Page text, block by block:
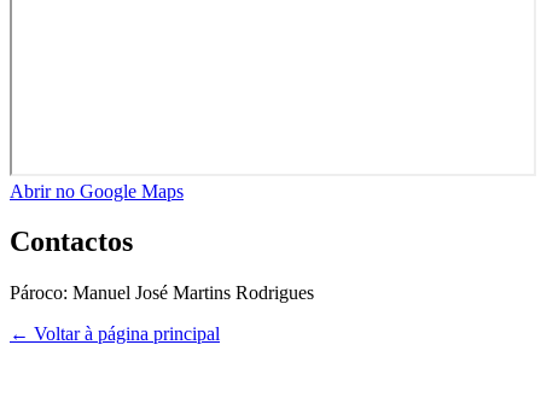
Abrir no Google Maps
Contactos
Pároco: Manuel José Martins Rodrigues
← Voltar à página principal